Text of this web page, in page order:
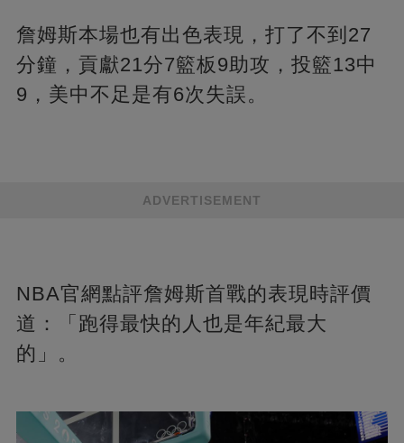
詹姆斯本場也有出色表現，打了不到27
分鐘，貢獻21分7籃板9助攻，投籃13中
9，美中不足是有6次失誤。
ADVERTISEMENT
NBA官網點評詹姆斯首戰的表現時評價
道：「跑得最快的人也是年紀最大
的」。